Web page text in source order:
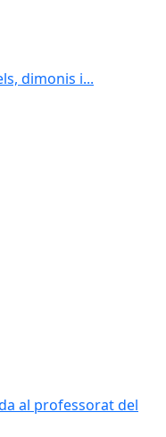
dimonis i...
al professorat del